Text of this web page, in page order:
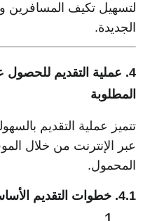
لتسهيل تكيف المسافرين
الجديدة.
المطلوبة
تتميز عملية التقديم
عبر الإنترنت من خلال
المحمول.
4.1. خطوات التقديم الأساسية